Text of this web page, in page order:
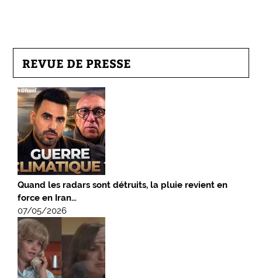
REVUE DE PRESSE
Quand les radars sont détruits, la pluie revient en
force en Iran…
07/05/2026